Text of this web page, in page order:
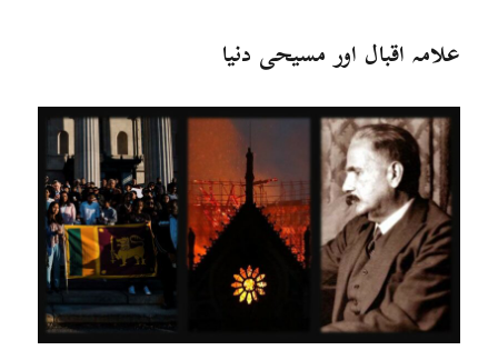
علامہ اقبال اور مسیحی دنیا